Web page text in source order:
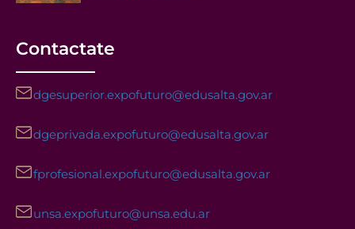
Contactate
dgesuperior.expofuturo@edusalta.gov.ar
dgeprivada.expofuturo@edusalta.gov.ar
fprofesional.expofuturo@edusalta.gov.ar
unsa.expofuturo@unsa.edu.ar